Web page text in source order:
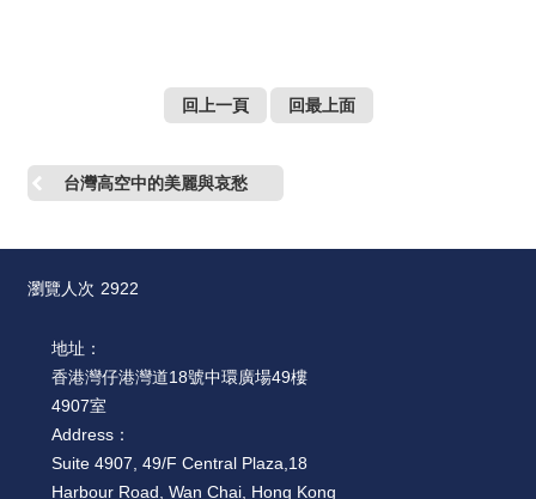
回上一頁 回最上面
台灣高空中的美麗與哀愁
瀏覽人次 2922
地址：
香港灣仔港灣道18號中環廣場49樓
4907室
Address：
Suite 4907, 49/F Central Plaza,18
Harbour Road, Wan Chai, Hong Kong